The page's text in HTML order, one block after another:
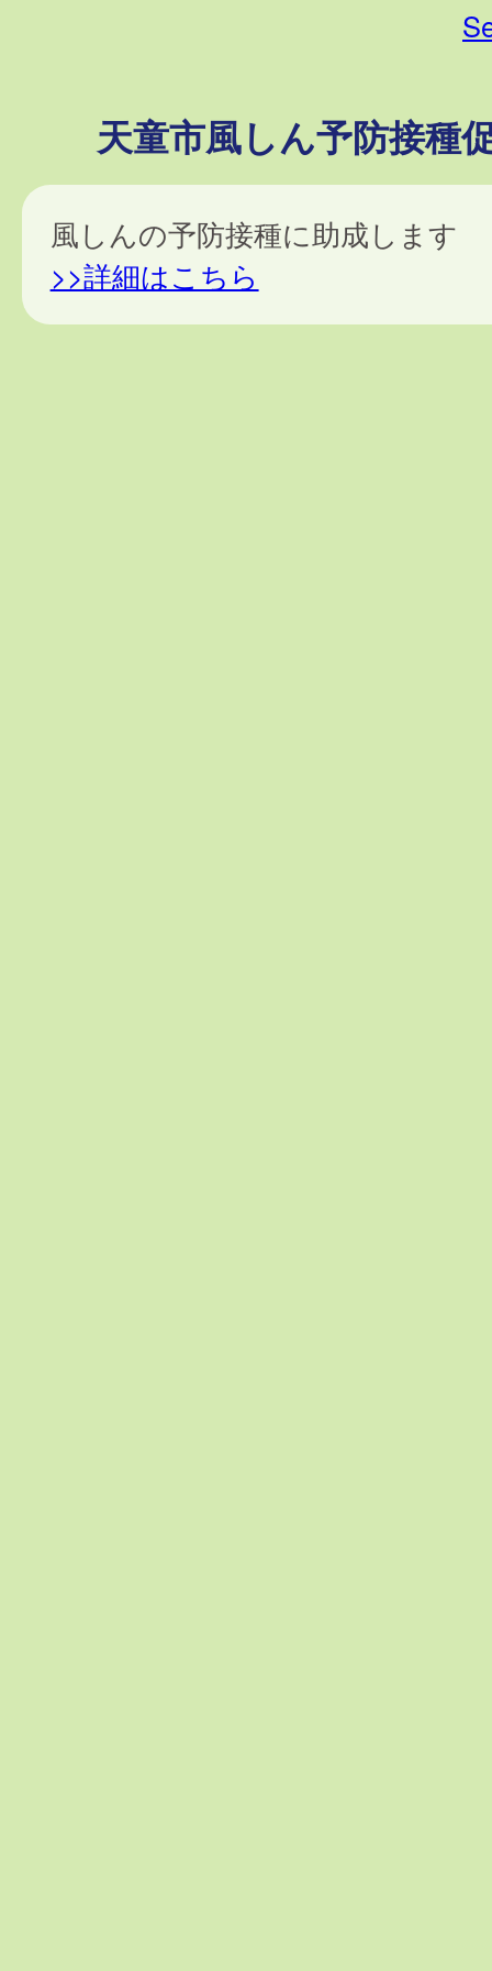
天童市風しん予防接種
風しんの予防接種に助成します
>>詳細はこちら